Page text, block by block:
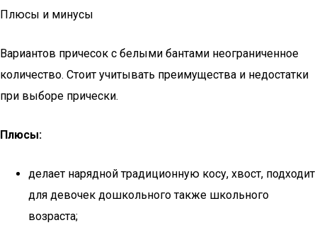
Плюсы и минусы
Вариантов причесок с белыми бантами неограниченное
количество. Стоит учитывать преимущества и недостатки
при выборе прически.
Плюсы:
делает нарядной традиционную косу, хвост, подходит
для девочек дошкольного также школьного
возраста;